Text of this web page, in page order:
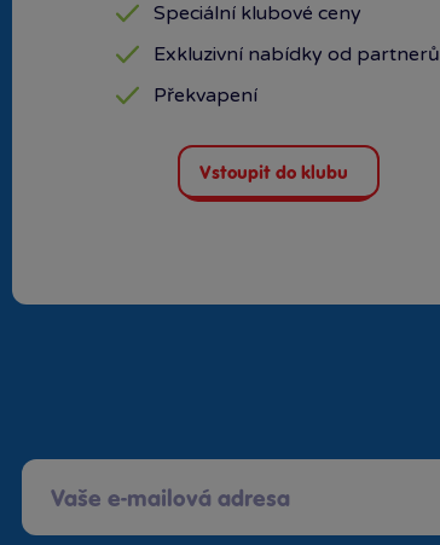
Speciální klubové ceny
Exkluzivní nabídky od partnerů
Překvapení
Vstoupit do klubu